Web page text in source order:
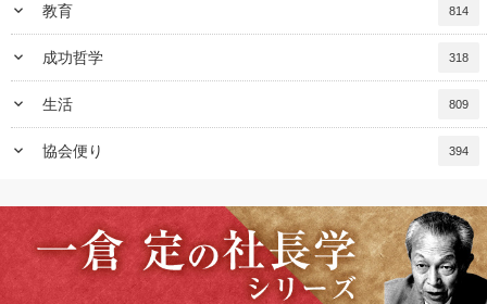
keyboard_arrow_down 教育 814
keyboard_arrow_down 成功哲学 318
keyboard_arrow_down 生活 809
keyboard_arrow_down 協会便り 394